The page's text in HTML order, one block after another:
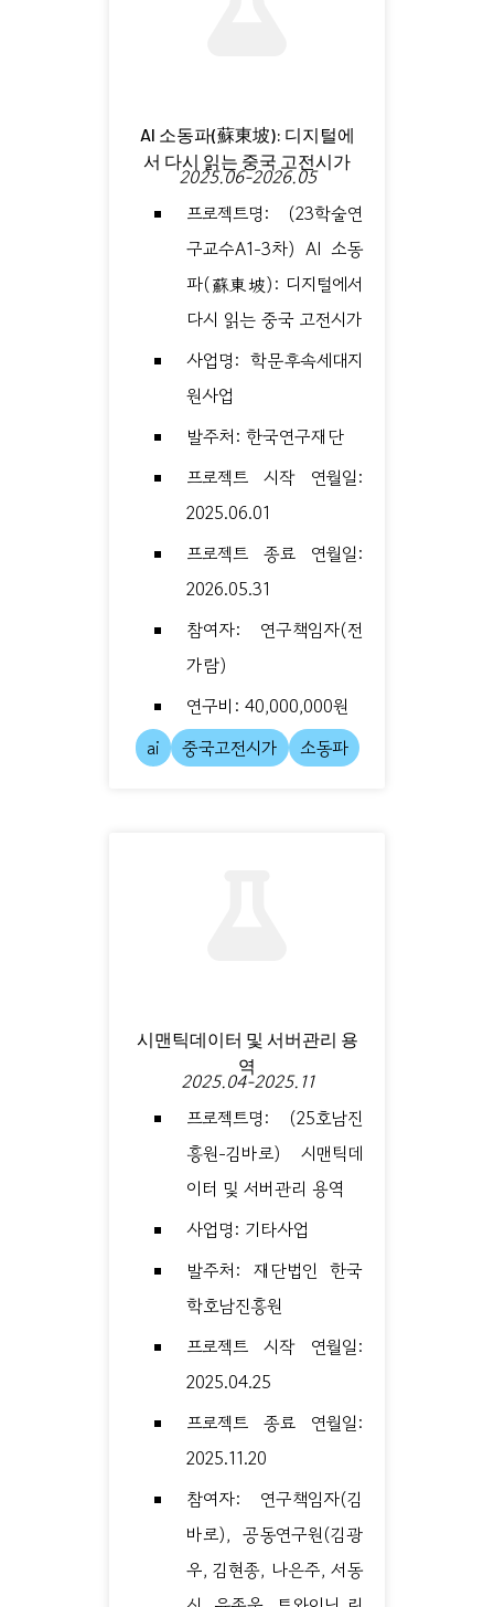
AI 소동파(蘇東坡): 디지털에
서 다시 읽는 중국 고전시가
2025.06-2026.05
프로젝트명: (23학술연
구교수A1-3차) AI 소동
파(蘇東坡): 디지털에서
다시 읽는 중국 고전시가
사업명: 학문후속세대지
원사업
발주처: 한국연구재단
프로젝트 시작 연월일:
2025.06.01
프로젝트 종료 연월일:
2026.05.31
참여자: 연구책임자(전
가람)
연구비: 40,000,000원
ai
중국고전시가 소동파
시맨틱데이터 및 서버관리 용
역
2025.04-2025.11
프로젝트명: (25호남진
흥원-김바로) 시맨틱데
이터 및 서버관리 용역
사업명: 기타사업
발주처: 재단법인 한국
학호남진흥원
프로젝트 시작 연월일:
2025.04.25
프로젝트 종료 연월일:
2025.11.20
참여자: 연구책임자(김
바로), 공동연구원(김광
우, 김현종, 나은주, 서동